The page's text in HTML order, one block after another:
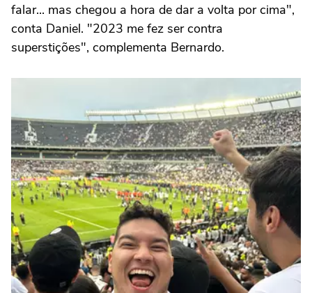
falar... mas chegou a hora de dar a volta por cima",
conta Daniel. "2023 me fez ser contra
superstições", complementa Bernardo.